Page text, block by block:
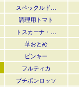
スペックルド…
調理用トマト
トスカーナ・…
華おとめ
ピンキー
フルティカ
プチポンロッソ